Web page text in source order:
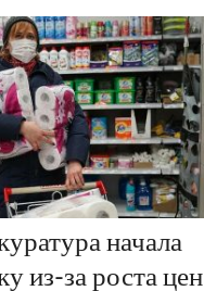
начала
из-за роста цен